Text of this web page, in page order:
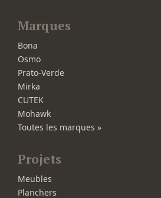
Marques
Bona
Osmo
Prato-Verde
Mirka
CUTEK
Mohawk
Toutes les marques »
Projets
Meubles
Planchers